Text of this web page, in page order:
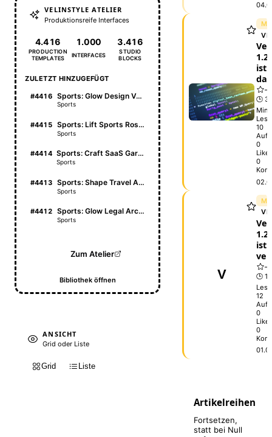
VELINSTYLE ATELIER
Produktionsreife Interfaces
4.416
PRODUCTION
TEMPLATES
1.000
INTERFACES
3.416
STUDIO
BLOCKS
ZULETZT HINZUGEFÜGT
#4416 Sports: Glow Design Vault
Sports
#4415 Sports: Lift Sports Roster
Sports
#4414 Sports: Craft SaaS Garden
Sports
#4413 Sports: Shape Travel Atlas
Sports
#4412 Sports: Glow Legal Archive
Sports
Zum Atelier
Bibliothek öffnen
ANSICHT
Grid oder Liste
Grid Liste
ist
da
🕒 3
Min.
10
0
0
V
ist
🕒 1
12
0
0
Artikelreihen
Fortsetzen,
statt bei Null